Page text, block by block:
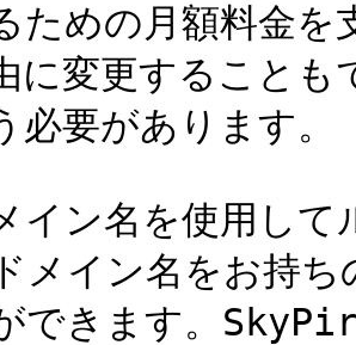
ための月額料金
に変更すること
必要があります。
イン名を使用し
メイン名をお持
できます。